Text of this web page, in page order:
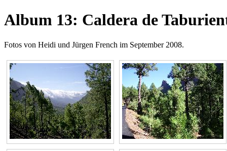
Album 13: Caldera de
Fotos von Heidi und Jürgen French im September 2008.